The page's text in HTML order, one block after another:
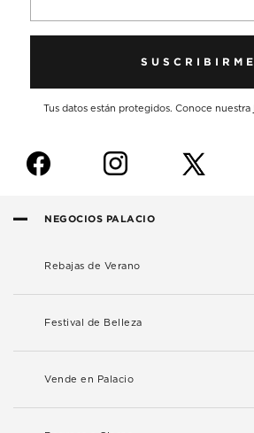
SUSCRIBIRME
Tus datos están protegidos. Conoce nuestra
f i
NEGOCIOS PALACIO
Rebajas de Verano
Festival de Belleza
Vende en Palacio